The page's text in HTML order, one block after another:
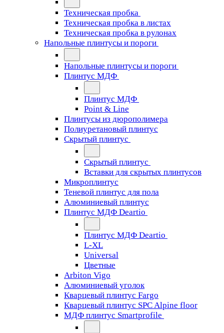
Техническая пробка
Техническая пробка в листах
Техническая пробка в рулонах
Напольные плинтусы и пороги
Напольные плинтусы и пороги
Плинтус МДФ
Плинтус МДФ
Point & Line
Плинтусы из дюрополимера
Полиуретановый плинтус
Скрытый плинтус
Скрытый плинтус
Вставки для скрытых плинтусов
Микроплинтус
Теневой плинтус для пола
Алюминиевый плинтус
Плинтус МДФ Deartio
Плинтус МДФ Deartio
L-XL
Universal
Цветные
Arbiton Vigo
Алюминиевый уголок
Кварцевый плинтус Fargo
Кварцевый плинтус SPC Alpine floor
МДФ плинтус Smartprofile